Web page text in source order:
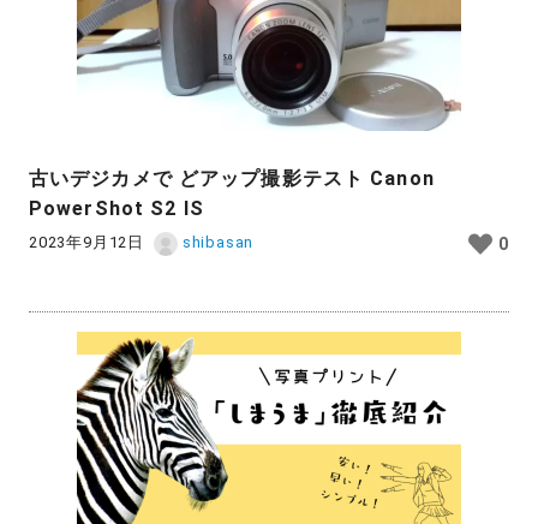
古いデジカメで どアップ撮影テスト Canon
PowerShot S2 IS
2023年9月12日 shibasan 0